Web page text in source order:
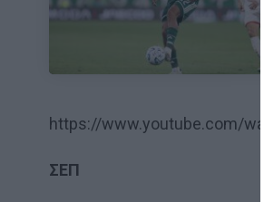
https://www.youtube.com/
ΣΕΠ